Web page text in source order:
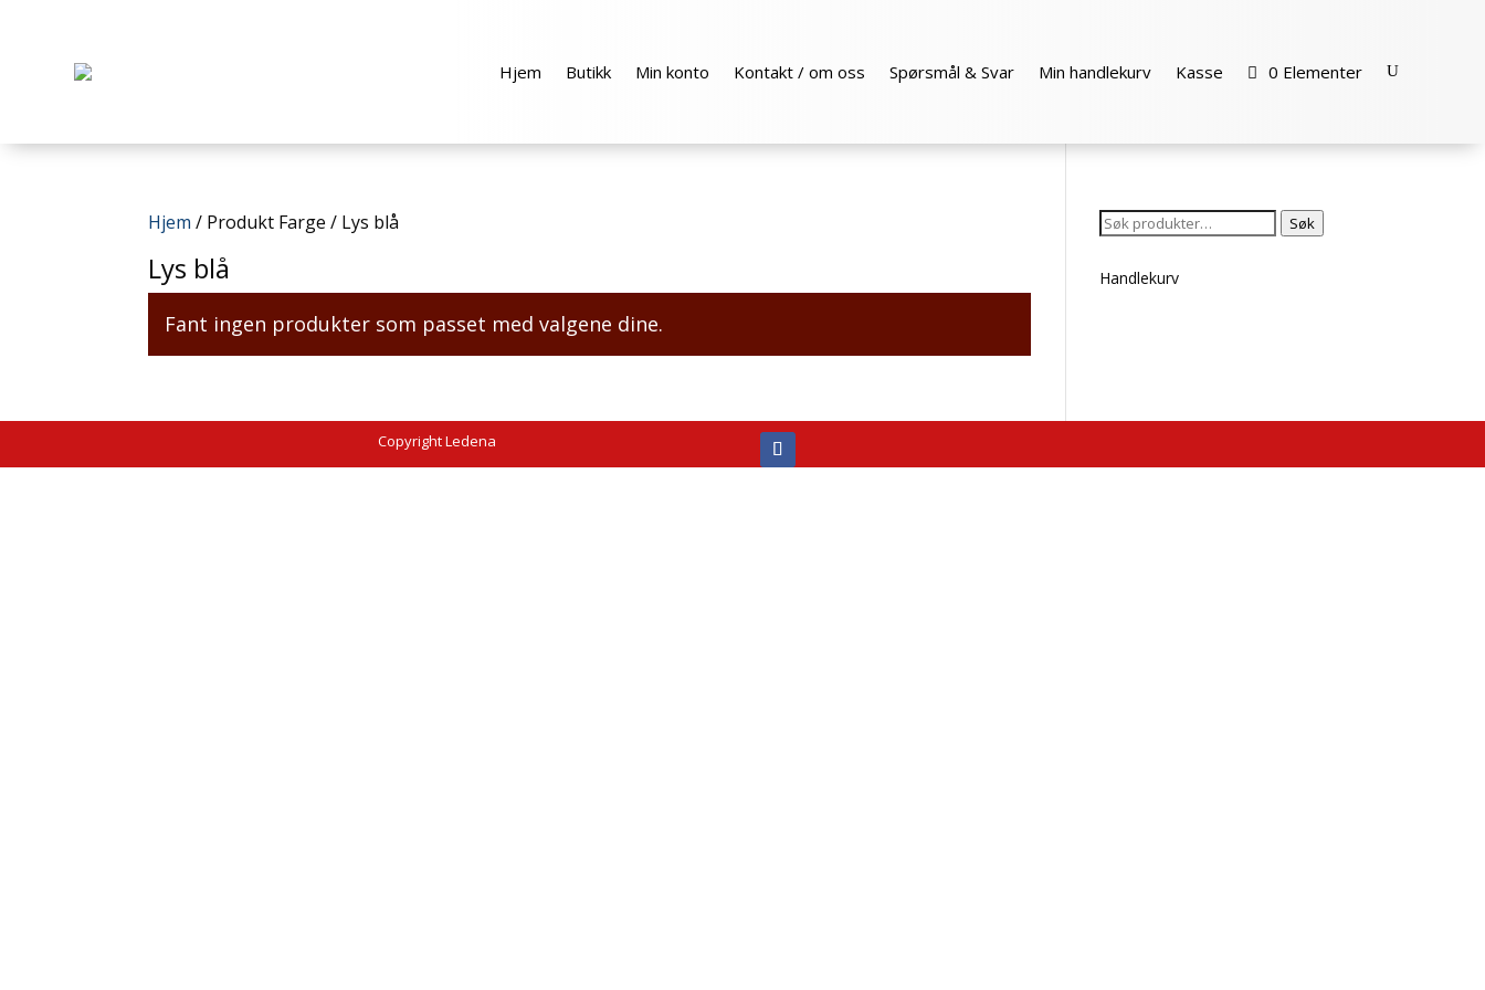
Hjem Butikk Min konto Kontakt / om oss Spørsmål & Svar Min handlekurv Kasse 0 Elementer
Hjem / Produkt Farge / Lys blå
Lys blå
Fant ingen produkter som passet med valgene dine.
Søk
Søk
Handlekurv
Copyright Ledena